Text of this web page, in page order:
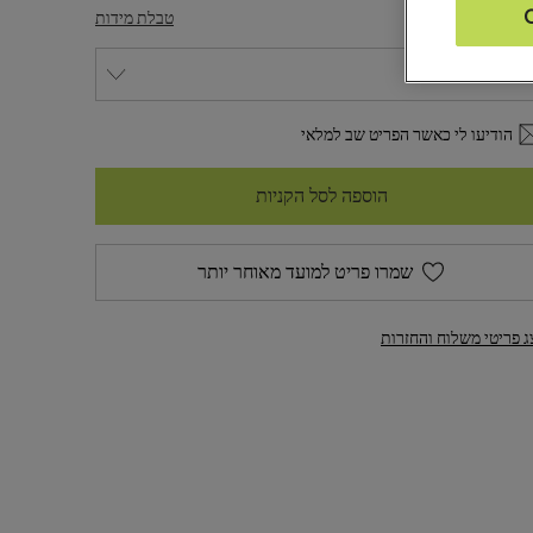
טבלת מידות
הודיעו לי כאשר הפריט שב למלאי
הוספה לסל הקניות
שמרו פריט למועד מאוחר יותר
פריטי משלוח והחזרות